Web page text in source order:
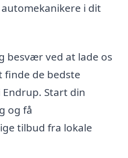
i dit
besvær ved at lade os
de bedste
Start din
og få
tilbud fra lokale